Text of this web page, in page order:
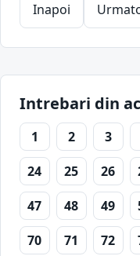
Inapoi
Intrebari din
1 2 3
24
25 26
47
48 49
70
71 72